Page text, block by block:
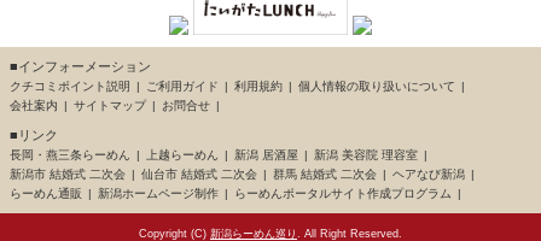
■インフォーメーション
クチコミポイント説明 ご利用ガイド 利用規約
個人情報の取り扱いについて
会社案内
サイトマップ お問合せ
■リンク
長岡・燕三条らーめん 上越らーめん 新潟 居酒屋
新潟 美容院 理容室
新潟市 結婚式 二次会
仙台市 結婚式 二次会 群馬 結婚式 二次会
ヘアなび新潟
らーめん通販
新潟ホームページ制作 らーめんポータルサイト作成プログラム
Copyright (C) 新潟らーめん巡り . All Right Reserved.